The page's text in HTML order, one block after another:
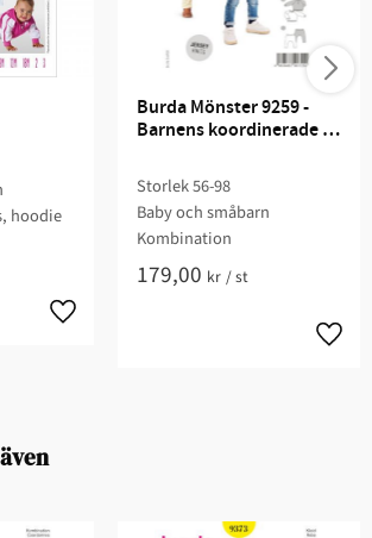
hoodie
Burda Mönster 9259 -
Barnens koordinerade
Storlek 56-98
Baby och småbarn
Kombination
179,00 kr /st